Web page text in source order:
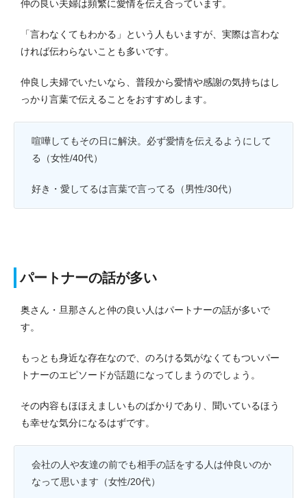
仲の良い夫婦は頻繁に愛情を伝え合っています。
「言わなくてもわかる」という人もいますが、実際は言わな
ければ伝わらないことも多いです。
仲良し夫婦でいたいなら、普段から愛情や感謝の気持ちはし
っかり言葉で伝えることをおすすめします。
喧嘩してもその日に解決。必ず愛情を伝えるようにして
る（女性/40代）
好き・愛してるは言葉で言ってる（男性/30代）
パートナーの話が多い
奥さん・旦那さんと仲の良い人はパートナーの話が多いで
す。
もっとも身近な存在なので、のろける気がなくてもついパー
トナーのエピソードが話題になってしまうのでしょう。
その内容もほほえましいものばかりであり、聞いているほう
も幸せな気分になるはずです。
会社の人や友達の前でも相手の話をする人は仲良いのか
なって思います（女性/20代）